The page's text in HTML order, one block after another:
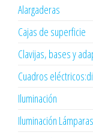
Alargaderas
Cajas de superficie
Clavijas, bases y
Cuadros
Iluminación
Iluminación Lámparas